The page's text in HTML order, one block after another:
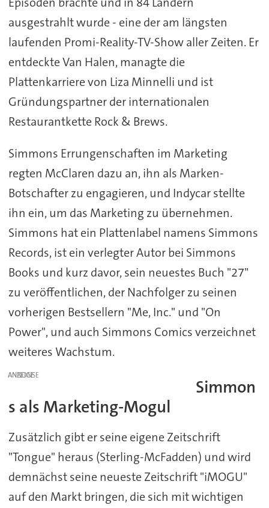
ausgestrahlt wurde - eine der am längsten
laufenden Promi-Reality-TV-Show aller Zeiten. Er
entdeckte Van Halen, managte die
Plattenkarriere von Liza Minnelli und ist
Gründungspartner der internationalen
Restaurantkette Rock & Brews.
Simmons Errungenschaften im Marketing
regten McClaren dazu an, ihn als Marken-
Botschafter zu engagieren, und Indycar stellte
ihn ein, um das Marketing zu übernehmen.
Simmons hat ein Plattenlabel namens Simmons
Records, ist ein verlegter Autor bei Simmons
Books und kurz davor, sein neuestes Buch "27"
zu veröffentlichen, der Nachfolger zu seinen
vorherigen Bestsellern "Me, Inc." und "On
Power", und auch Simmons Comics verzeichnet
weiteres Wachstum.
ANZEIGE
Simmon
s als Marketing-Mogul
Zusätzlich gibt er seine eigene Zeitschrift
"Tongue" heraus (Sterling-McFadden) und wird
demnächst seine neueste Zeitschrift "iMOGU"
auf den Markt bringen, die sich mit wichtigen